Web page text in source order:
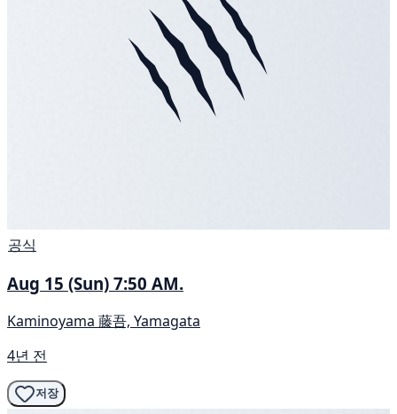
공식
Aug 15 (Sun) 7:50 AM.
Kaminoyama 藤吾, Yamagata
4년 전
저장